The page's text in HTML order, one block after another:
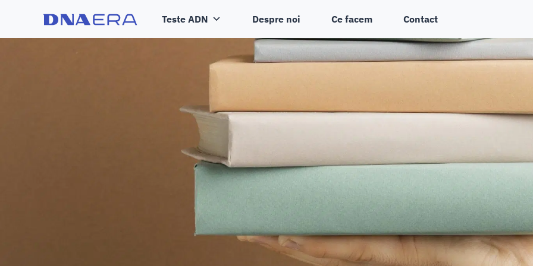
Teste ADN Despre noi Ce facem Contact